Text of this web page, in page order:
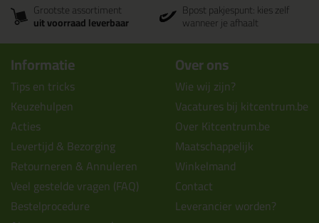
Grootste assortiment
uit voorraad leverbaar
Bpost pakjespunt: kies zelf
wanneer je afhaalt
Informatie
Tips en tricks
Keuzehulpen
Acties
Levertijd & Bezorging
Retourneren & Annuleren
Veel gestelde vragen (FAQ)
Bestelprocedure
Over ons
Wie wij zijn?
Vacatures bij kitcentrum.be
Over Kitcentrum.be
Maatschappelijk
Winkelmand
Contact
Leverancier worden?